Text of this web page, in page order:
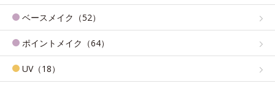
ベースメイク（52）
ポイントメイク（64）
UV（18）